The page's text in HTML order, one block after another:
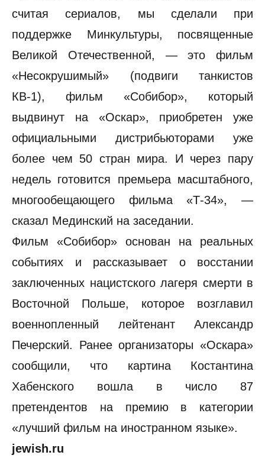
считая сериалов, мы сделали при
поддержке Минкультуры, посвященные
Великой Отечественной, — это фильм
«Несокрушимый» (подвиги танкистов
КВ-1), фильм «Собибор», который
выдвинут на «Оскар», приобретен уже
официальными дистрибьюторами уже
более чем 50 стран мира. И через пару
недель готовится премьера масштабного,
многообещающего фильма «Т-34», —
сказал Мединский на заседании.
Фильм «Собибор» основан на реальных
событиях и рассказывает о восстании
заключенных нацистского лагеря смерти в
Восточной Польше, которое возглавил
военнопленный лейтенант Александр
Печерский. Ранее организаторы «Оскара»
сообщили, что картина Костантина
Хабенского вошла в число 87
претендентов на премию в категории
«лучший фильм на иностранном языке».
jewish.ru